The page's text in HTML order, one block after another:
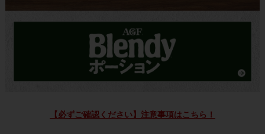
【必ずご確認ください】注意事項はこちら！